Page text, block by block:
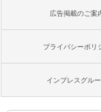
広告掲載のご案
プライバシーポリ
インプレスグル